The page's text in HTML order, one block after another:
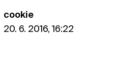
cookie
20. 6. 2016, 16:22